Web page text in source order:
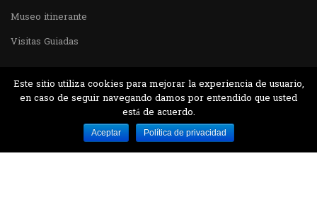
Museo itinerante
Visitas Guiadas
Desarrollado por MJTEC.
Este sitio utiliza cookies para mejorar la experiencia de usuario,
en caso de seguir navegando damos por entendido que usted
está de acuerdo.
Aceptar Política de privacidad